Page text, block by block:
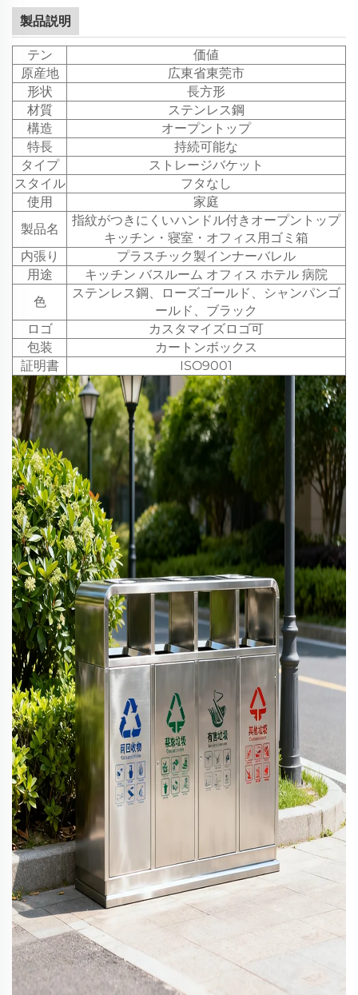
製品説明
テン
価値
原産地
広東省東莞市
形状
長方形
材質
ステンレス鋼
構造
オープントップ
特長
持続可能な
タイプ
ストレージバケット
スタイル
フタなし
使用
家庭
製品名
指紋がつきにくいハンドル付きオープントップ
キッチン・寝室・オフィス用ゴミ箱
内張り
プラスチック製インナーバレル
用途
キッチン バスルーム オフィス ホテル 病院
色
ステンレス鋼、ローズゴールド、シャンパンゴ
ールド、ブラック
ロゴ
カスタマイズロゴ可
包装
カートンボックス
証明書
ISO9001